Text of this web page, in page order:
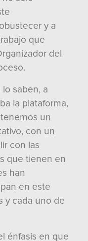
y a
que
del
saben, a
la plataforma,
un
con un
con las
que tienen en
han
en este
y cada uno de
énfasis en que